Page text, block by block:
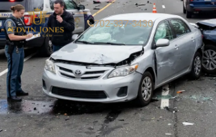
702-337-3430